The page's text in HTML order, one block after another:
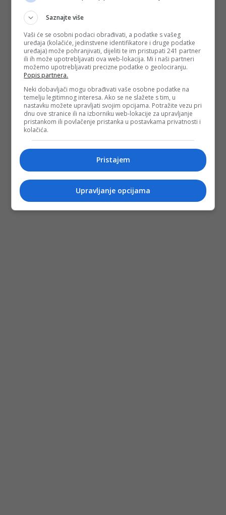
Saznajte više
Vaši će se osobni podaci obrađivati, a podatke s vašeg
uređaja (kolačiće, jedinstvene identifikatore i druge podatke
uređaja) može pohranjivati, dijeliti te im pristupati 241 partner
ili ih može upotrebljavati ova web-lokacija. Mi i naši partneri
možemo upotrebljavati precizne podatke o geolociranju.
Popis partnera.
Neki dobavljači mogu obrađivati vaše osobne podatke na
temelju legitimnog interesa. Ako se ne slažete s tim, u
nastavku možete upravljati svojim opcijama. Potražite vezu pri
dnu ove stranice ili na izborniku web-lokacije za upravljanje
pristankom ili povlačenje pristanka u postavkama privatnosti i
kolačića.
Pristajem
Upravljanje opcijama